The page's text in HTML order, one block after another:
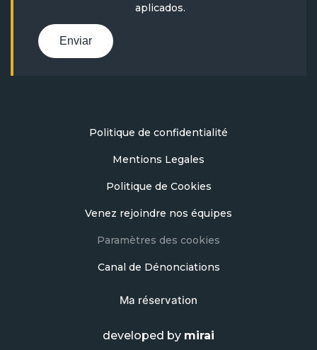
aplicados.
Enviar
Politique de confidentialité
Mentions Legales
Politique de Cookies
Venez rejoindre nos équipes
Paramètres des cookies
Canal de Dénonciations
Ma réservation
developed by mirai